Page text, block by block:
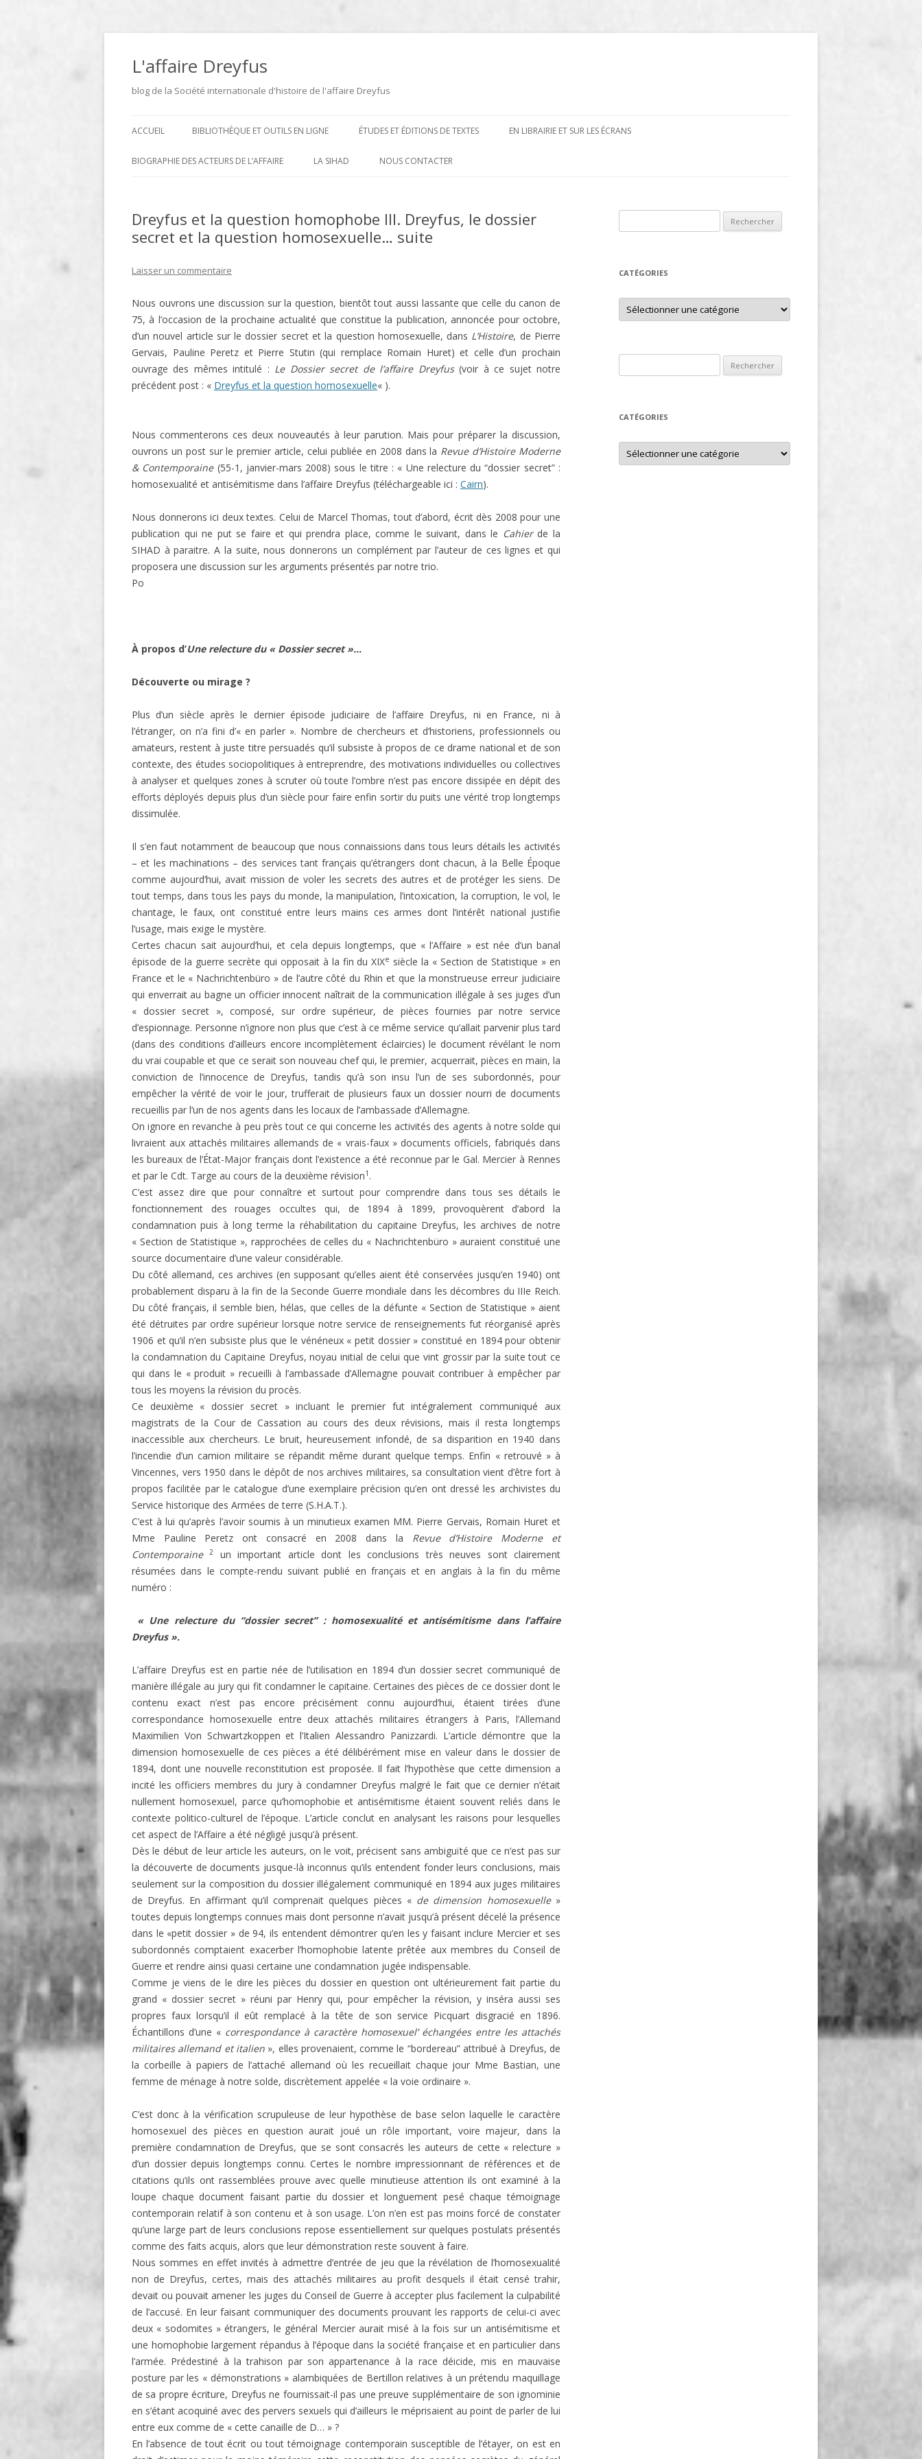
Aller
contenu
L'affaire Dreyfus
blog de la Société internationale d'histoire de l'affaire Dreyfus
ACCUEIL BIBLIOTHÈQUE ET OUTILS EN LIGNE
ARCHIVES
OUVRAGES ET PLAQUETTES
BIOGRAPHIES, ESSAIS, THÈSES ET
ARTICLES UNIVERSITAIRES
ICONOTHÈQUE
CARTES POSTALES ET
CARICATURES
L’AFFAIRE DREYFUS EN BANDES
DESSINÉES
PHOTOGRAPHIES
SITES
LE DICTIONNAIRE DES
1889 À 1940 DE JEAN JOLLY EN
LIGNE
LE MAITRON EN LIGNE
ÉTUDES ET ÉDITIONS DE TEXTES
ÉDITIONS DE TEXTES
EN LIBRAIRIE ET SUR LES ÉCRANS
2014
2017
2019
2023
2024
BIOGRAPHIE DES ACTEURS DE L’AFFAIRE
DREYFUS
LA SIHAD NOUS CONTACTER
Dreyfus et la question homophobe III. Dreyfus, le dossier
secret et la question homosexuelle… suite
Laisser un commentaire
Nous ouvrons une discussion sur la question, bientôt tout aussi lassante que celle du canon de
75, à l’occasion de la prochaine actualité que constitue la publication, annoncée pour octobre,
d’un nouvel article sur le dossier secret et la question homosexuelle, dans L’Histoire, de Pierre
Gervais, Pauline Peretz et Pierre Stutin (qui remplace Romain Huret) et celle d’un prochain
ouvrage des mêmes intitulé : Le Dossier secret de l’affaire Dreyfus(voir à ce sujet notre
précédent post : « Dreyfus et la question homosexuelle« ).
Nous commenterons ces deux nouveautés à leur parution. Mais pour préparer la discussion,
ouvrons un post sur le premier article, celui publiée en 2008 dans la Revue d’Histoire Moderne
& Contemporaine (55-1, janvier-mars 2008) sous le titre : « Une relecture du “dossier secret” :
homosexualité et antisémitisme dans l’affaire Dreyfus (téléchargeable ici : Cairn).
Nous donnerons ici deux textes. Celui de Marcel Thomas, tout d’abord, écrit dès 2008 pour une
publication qui ne put se faire et qui prendra place, comme le suivant, dans le Cahierde la
SIHAD à paraitre. A la suite, nous donnerons un complément par l’auteur de ces lignes et qui
proposera une discussion sur les arguments présentés par notre trio.
Po
À propos d’Une relecture du « Dossier secret »…
Découverte ou mirage ?
Plus d’un siècle après le dernier épisode judiciaire de l’affaire Dreyfus, ni en France, ni à
l’étranger, on n’a fini d’« en parler ». Nombre de chercheurs et d’historiens, professionnels ou
amateurs, restent à juste titre persuadés qu’il subsiste à propos de ce drame national et de son
contexte, des études sociopolitiques à entreprendre, des motivations individuelles ou collectives
à analyser et quelques zones à scruter où toute l’ombre n’est pas encore dissipée en dépit des
efforts déployés depuis plus d’un siècle pour faire enfin sortir du puits une vérité trop longtemps
dissimulée.
Il s’en faut notamment de beaucoup que nous connaissions dans tous leurs détails les activités
– et les machinations – des services tant français qu’étrangers dont chacun, à la Belle Époque
comme aujourd’hui, avait mission de voler les secrets des autres et de protéger les siens. De
tout temps, dans tous les pays du monde, la manipulation, l’intoxication, la corruption, le vol, le
chantage, le faux, ont constitué entre leurs mains ces armes dont l’intérêt national justifie
l’usage, mais exige le mystère.
Certes chacun sait aujourd’hui, et cela depuis longtemps, que « l’Affaire » est née d’un banal
épisode de la guerre secrète qui opposait à la fin du XIXe siècle la « Section de Statistique » en
France et le « Nachrichtenbüro » de l’autre côté du Rhin et que la monstrueuse erreur judiciaire
qui enverrait au bagne un officier innocent naîtrait de la communication illégale à ses juges d’un
« dossier secret », composé, sur ordre supérieur, de pièces fournies par notre service
d’espionnage. Personne n’ignore non plus que c’est à ce même service qu’allait parvenir plus tard
(dans des conditions d’ailleurs encore incomplètement éclaircies) le document révélant le nom
du vrai coupable et que ce serait son nouveau chef qui, le premier, acquerrait, pièces en main, la
conviction de l’innocence de Dreyfus, tandis qu’à son insu l’un de ses subordonnés, pour
empêcher la vérité de voir le jour, trufferait de plusieurs faux un dossier nourri de documents
recueillis par l’un de nos agents dans les locaux de l’ambassade d’Allemagne.
On ignore en revanche à peu près tout ce qui concerne les activités des agents à notre solde qui
livraient aux attachés militaires allemands de « vrais-faux » documents officiels, fabriqués dans
les bureaux de l’État-Major français dont l’existence a été reconnue par le Gal. Mercier à Rennes
et par le Cdt. Targe au cours de la deuxième révision1 .
C’est assez dire que pour connaître et surtout pour comprendre dans tous ses détails le
fonctionnement des rouages occultes qui, de 1894 à 1899, provoquèrent d’abord la
condamnation puis à long terme la réhabilitation du capitaine Dreyfus, les archives de notre
« Section de Statistique », rapprochées de celles du « Nachrichtenbüro » auraient constitué une
source documentaire d’une valeur considérable.
Du côté allemand, ces archives (en supposant qu’elles aient été conservées jusqu’en 1940) ont
probablement disparu à la fin de la Seconde Guerre mondiale dans les décombres du IIIe Reich.
Du côté français, il semble bien, hélas, que celles de la défunte « Section de Statistique » aient
été détruites par ordre supérieur lorsque notre service de renseignements fut réorganisé après
1906 et qu’il n’en subsiste plus que le vénéneux « petit dossier » constitué en 1894 pour obtenir
la condamnation du Capitaine Dreyfus, noyau initial de celui que vint grossir par la suite tout ce
qui dans le « produit » recueilli à l’ambassade d’Allemagne pouvait contribuer à empêcher par
tous les moyens la révision du procès.
Ce deuxième « dossier secret » incluant le premier fut intégralement communiqué aux
magistrats de la Cour de Cassation au cours des deux révisions, mais il resta longtemps
inaccessible aux chercheurs. Le bruit, heureusement infondé, de sa disparition en 1940 dans
l’incendie d’un camion militaire se répandit même durant quelque temps. Enfin « retrouvé » à
Vincennes, vers 1950 dans le dépôt de nos archives militaires, sa consultation vient d’être fort à
propos facilitée par le catalogue d’une exemplaire précision qu’en ont dressé les archivistes du
Service historique des Armées de terre (S.H.A.T.).
C’est à lui qu’après l’avoir soumis à un minutieux examen MM. Pierre Gervais, Romain Huret et
Mme Pauline Peretz ont consacré en 2008 dans la Revue d’Histoire Moderne et
Contemporaine2
un important article dont les conclusions très neuves sont clairement
résumées dans le compte-rendu suivant publié en français et en anglais à la fin du même
numéro :
« Une relecture du “dossier secret” : homosexualité et antisémitisme dans l’affaire
Dreyfus ».
L’affaire Dreyfus est en partie née de l’utilisation en 1894 d’un dossier secret communiqué de
manière illégale au jury qui fit condamner le capitaine. Certaines des pièces de ce dossier dont le
contenu exact n’est pas encore précisément connu aujourd’hui, étaient tirées d’une
correspondance homosexuelle entre deux attachés militaires étrangers à Paris, l’Allemand
Maximilien Von Schwartzkoppen et l’Italien Alessandro Panizzardi. L’article démontre que la
dimension homosexuelle de ces pièces a été délibérément mise en valeur dans le dossier de
1894, dont une nouvelle reconstitution est proposée. Il fait l’hypothèse que cette dimension a
incité les officiers membres du jury à condamner Dreyfus malgré le fait que ce dernier n’était
nullement homosexuel, parce qu’homophobie et antisémitisme étaient souvent reliés dans le
contexte politico-culturel de l’époque. L’article conclut en analysant les raisons pour lesquelles
cet aspect de l’Affaire a été négligé jusqu’à présent.
Dès le début de leur article les auteurs, on le voit, précisent sans ambiguïté que ce n’est pas sur
la découverte de documents jusque-là inconnus qu’ils entendent fonder leurs conclusions, mais
seulement sur la composition du dossier illégalement communiqué en 1894 aux juges militaires
de Dreyfus. En affirmant qu’il comprenait quelques pièces « de dimension homosexuelle»
toutes depuis longtemps connues mais dont personne n’avait jusqu’à présent décelé la présence
dans le «petit dossier » de 94, ils entendent démontrer qu’en les y faisant inclure Mercier et ses
subordonnés comptaient exacerber l’homophobie latente prêtée aux membres du Conseil de
Guerre et rendre ainsi quasi certaine une condamnation jugée indispensable.
Comme je viens de le dire les pièces du dossier en question ont ultérieurement fait partie du
grand « dossier secret » réuni par Henry qui, pour empêcher la révision, y inséra aussi ses
propres faux lorsqu’il il eût remplacé à la tête de son service Picquart disgracié en 1896.
Échantillons d’une « correspondance à caractère homosexuel’ échangées entre les attachés
militaires allemand et italien», elles provenaient, comme le “bordereau” attribué à Dreyfus, de
la corbeille à papiers de l’attaché allemand où les recueillait chaque jour Mme Bastian, une
femme de ménage à notre solde, discrètement appelée « la voie ordinaire ».
C’est donc à la vérification scrupuleuse de leur hypothèse de base selon laquelle le caractère
homosexuel des pièces en question aurait joué un rôle important, voire majeur, dans la
première condamnation de Dreyfus, que se sont consacrés les auteurs de cette « relecture »
d’un dossier depuis longtemps connu. Certes le nombre impressionnant de références et de
citations qu’ils ont rassemblées prouve avec quelle minutieuse attention ils ont examiné à la
loupe chaque document faisant partie du dossier et longuement pesé chaque témoignage
contemporain relatif à son contenu et à son usage. L’on n’en est pas moins forcé de constater
qu’une large part de leurs conclusions repose essentiellement sur quelques postulats présentés
comme des faits acquis, alors que leur démonstration reste souvent à faire.
Nous sommes en effet invités à admettre d’entrée de jeu que la révélation de l’homosexualité
non de Dreyfus, certes, mais des attachés militaires au profit desquels il était censé trahir,
devait ou pouvait amener les juges du Conseil de Guerre à accepter plus facilement la culpabilité
de l’accusé. En leur faisant communiquer des documents prouvant les rapports de celui-ci avec
deux « sodomites » étrangers, le général Mercier aurait misé à la fois sur un antisémitisme et
une homophobie largement répandus à l’époque dans la société française et en particulier dans
l’armée. Prédestiné à la trahison par son appartenance à la race déicide, mis en mauvaise
posture par les « démonstrations » alambiquées de Bertillon relatives à un prétendu maquillage
de sa propre écriture, Dreyfus ne fournissait-il pas une preuve supplémentaire de son ignominie
en s’étant acoquiné avec des pervers sexuels qui d’ailleurs le méprisaient au point de parler de lui
entre eux comme de « cette canaille de D… » ?
En l’absence de tout écrit ou tout témoignage contemporain susceptible de l’étayer, on est en
CATÉGORIES
Catégories
CATÉGORIES
Catégories